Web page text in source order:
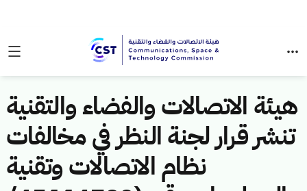
هيئة الاتصالات والفضاء والتقنية
تنشر قرار لجنة النظر في مخالفات
نظام الاتصالات وتقنية